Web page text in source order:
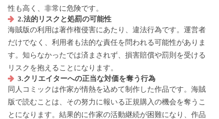
性も高く、非常に危険です。
2.法的リスクと処罰の可能性
海賊版の利用は著作権侵害にあたり、違法行為です。運営者
だけでなく、利用者も法的な責任を問われる可能性がありま
す。知らなかったでは済まされず、損害賠償や罰則を受ける
リスクを抱えることになります。
3.クリエイターへの正当な対価を奪う行為
同人コミックは作家が情熱を込めて制作した作品です。海賊
版で読むことは、その努力に報いる正規購入の機会を奪うこ
とになります。結果的に作家の活動継続が困難になり、作品